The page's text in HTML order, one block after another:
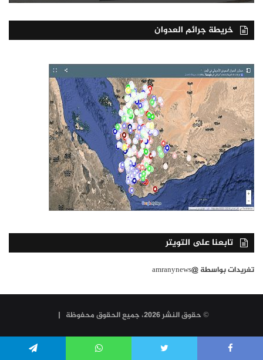
خريطة جرائم العدوان
تابعنا على التويتر
تغريدات بواسطة @amranynews
© حقوق النشر 2026، جميع الحقوق محفوظة |